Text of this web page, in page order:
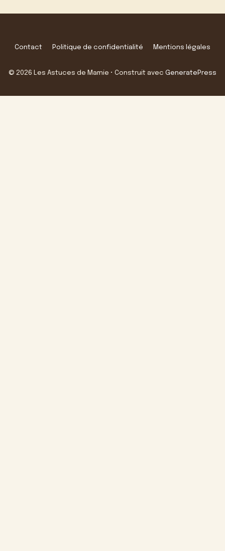
Contact Politique de confidentialité Mentions légales
© 2026 Les Astuces de Mamie • Construit avec GeneratePress